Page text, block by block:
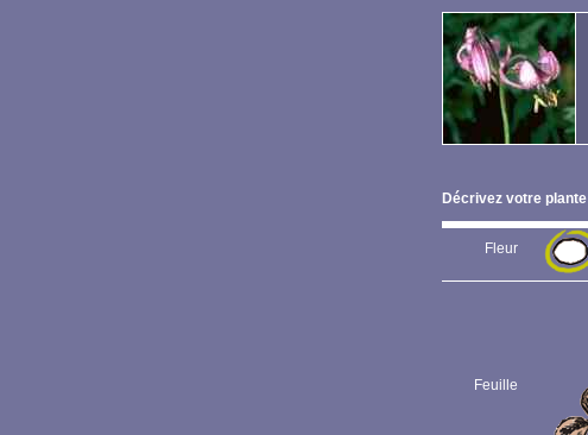
Décrivez votre plante
Fleur
Feuille